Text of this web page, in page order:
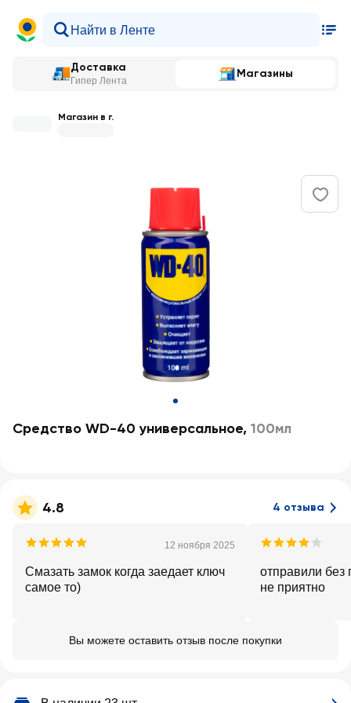
Доставка
Гипер Лента
Магазины
Магазин в г.
Средство WD-40 универсальное, 100мл
4.8 4 отзыва
12 ноября 2025
Смазать замок когда заедает ключ
самое то)
отправили без
не приятно
Вы можете оставить отзыв после покупки